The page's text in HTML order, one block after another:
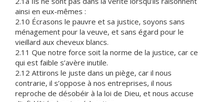
ainsi en eux-mêmes :
2.10 Écrasons le pauvre et sa justice, soyons sans
ménagement pour la veuve, et sans égard pour le
vieillard aux cheveux blancs.
2.11 Que notre force soit la norme de la justice, car ce
qui est faible s’avère inutile.
2.12 Attirons le juste dans un piège, car il nous
contrarie, il s’oppose à nos entreprises, il nous
reproche de désobéir à la loi de Dieu, et nous accuse